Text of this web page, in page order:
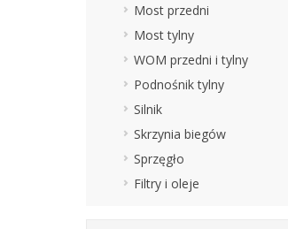
Most przedni
Most tylny
WOM przedni i tylny
Podnośnik tylny
Silnik
Skrzynia biegów
Sprzęgło
Filtry i oleje